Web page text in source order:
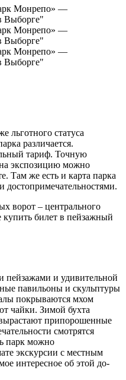
льготного статуса
различается.
тариф. Точную
экспозицию можно
Там же есть и карта парка
ворот – центрального
купить билет в пейзажный
пейзажами и удивительной
павильоны и скульптуры
покрываются мхом
чайки. Зимой бухта
вырастают припорошенные
смотрятся
парк можно
экскурсии с местным
интересное об этой до­